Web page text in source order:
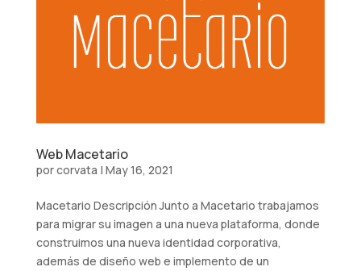
Web Macetario
porcorvata | May 16, 2021
Macetario Descripción Junto a Macetario trabajamos
para migrar su imagen a una nueva plataforma, donde
construimos una nueva identidad corporativa,
además de diseño web e implemento de un